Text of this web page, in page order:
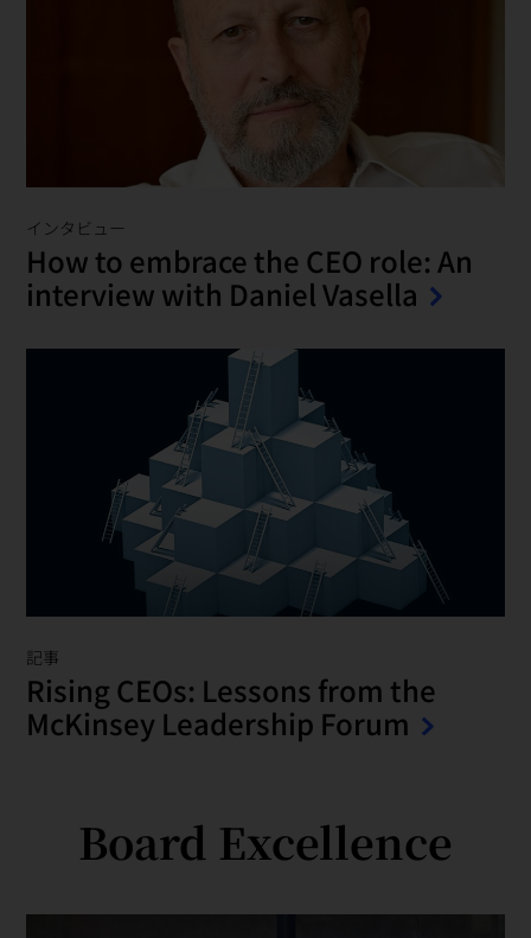
インタビュー
How to embrace the CEO role: An
interview with Daniel Vasella
記事
Rising CEOs: Lessons from the
McKinsey Leadership Forum
Board Excellence